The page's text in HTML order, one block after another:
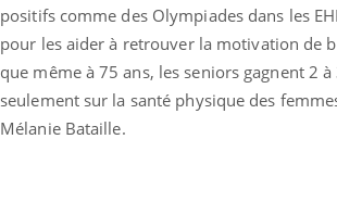
positifs comme des Olympiades dans les
pour les aider à retrouver la motivation de
que même à 75 ans, les seniors gagnent 2
seulement sur la santé physique des
Mélanie Bataille.